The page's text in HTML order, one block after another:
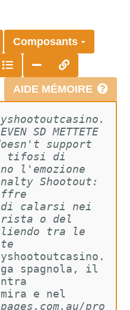
Composants
AIDE MÉMOIRE
SD METTETE
support
tifosi di
l'emozione
Shootout:
calarsi nei
o del
tra le
spagnola, il
e nel
pro